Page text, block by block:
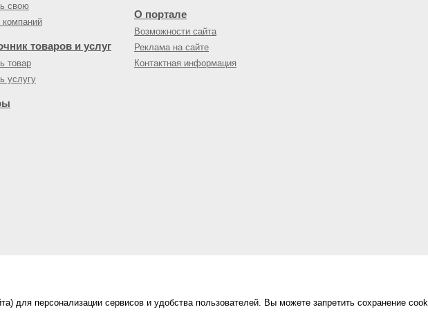
персонализации сервисов и удобства пользователей. Вы можете запретить сохранение
свою
компаний
товаров и услуг
товар
услугу
О портале
Возможности сайта
Реклама на сайте
Контактная информация